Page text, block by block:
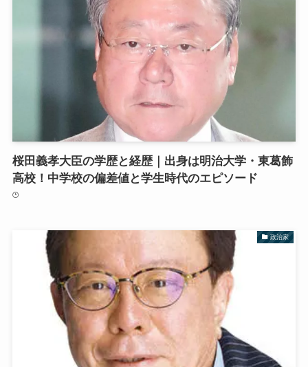
桜田義孝大臣の学歴と経歴｜出身は明治大学・東葛飾
高校！中学校の偏差値と学生時代のエピソード
政治家